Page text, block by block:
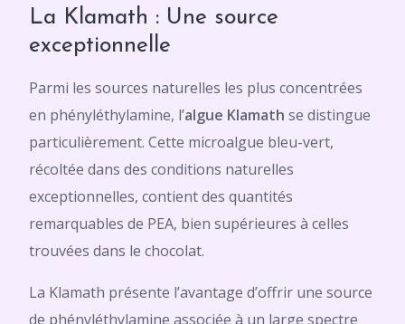
La Klamath : Une source
exceptionnelle
Parmi les sources naturelles les plus concentrées
en phényléthylamine, l’algue Klamath se distingue
particulièrement. Cette microalgue bleu-vert,
récoltée dans des conditions naturelles
exceptionnelles, contient des quantités
remarquables de PEA, bien supérieures à celles
trouvées dans le chocolat.
La Klamath présente l’avantage d’offrir une source
de phényléthylamine associée à un large spectre